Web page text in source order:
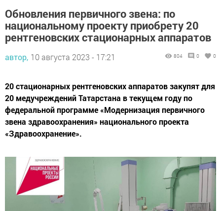
Обновления первичного звена: по
национальному проекту приобрету 20
рентгеновских стационарных аппаратов
автор, 10 августа 2023 - 17:21 804 0 0
20 стационарных рентгеновских аппаратов закупят для
20 медучреждений Татарстана в текущем году по
федеральной программе «Модернизация первичного
звена здравоохранения» национального проекта
«Здравоохранение».